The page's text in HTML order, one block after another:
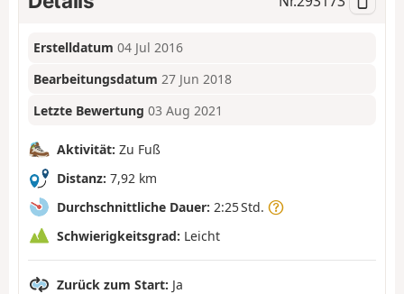
Erstelldatum 04 Jul 2016
Bearbeitungsdatum 27 Jun 2018
Letzte Bewertung 03 Aug 2021
Aktivität: Zu Fuß
Distanz: 7,92 km
Durchschnittliche Dauer: 2:25 Std.
Schwierigkeitsgrad: Leicht
Zurück zum Start: Ja